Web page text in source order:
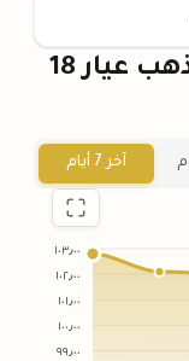
رسم بياني لسعر جرام الذهب عيار 18
آخر 7 أيام
١٠٣٫٠٠
١٠٢٫٠٠
١٠١٫٠٠
١٠٠٫٠٠
٩٩٫٠٠